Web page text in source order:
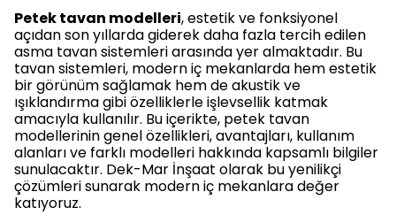
Petek tavan modelleri, estetik ve fonksiyonel
açıdan son yıllarda giderek daha fazla tercih edilen
asma tavan sistemleri arasında yer almaktadır. Bu
tavan sistemleri, modern iç mekanlarda hem estetik
bir görünüm sağlamak hem de akustik ve
ışıklandırma gibi özelliklerle işlevsellik katmak
amacıyla kullanılır. Bu içerikte, petek tavan
modellerinin genel özellikleri, avantajları, kullanım
alanları ve farklı modelleri hakkında kapsamlı bilgiler
sunulacaktır. Dek-Mar İnşaat olarak bu yenilikçi
çözümleri sunarak modern iç mekanlara değer
katıyoruz.